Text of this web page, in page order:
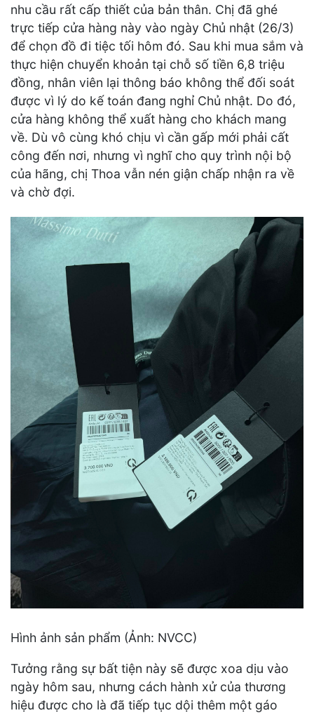
nhu cầu rất cấp thiết của bản thân. Chị đã ghé
trực tiếp cửa hàng này vào ngày Chủ nhật (26/3)
để chọn đồ đi tiệc tối hôm đó. Sau khi mua sắm và
thực hiện chuyển khoản tại chỗ số tiền 6,8 triệu
đồng, nhân viên lại thông báo không thể đối soát
được vì lý do kế toán đang nghỉ Chủ nhật. Do đó,
cửa hàng không thể xuất hàng cho khách mang
về. Dù vô cùng khó chịu vì cần gấp mới phải cất
công đến nơi, nhưng vì nghĩ cho quy trình nội bộ
của hãng, chị Thoa vẫn nén giận chấp nhận ra về
và chờ đợi.
Hình ảnh sản phẩm (Ảnh: NVCC)
Tưởng rằng sự bất tiện này sẽ được xoa dịu vào
ngày hôm sau, nhưng cách hành xử của thương
hiệu được cho là đã tiếp tục dội thêm một gáo